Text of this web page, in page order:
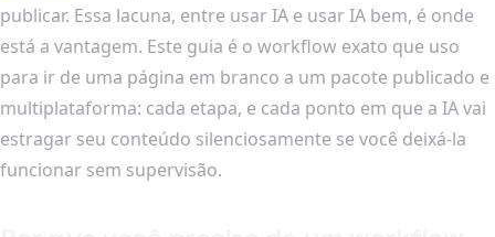
publicar. Essa lacuna, entre usar IA e usar IA bem, é onde
está a vantagem. Este guia é o workflow exato que uso
para ir de uma página em branco a um pacote publicado e
multiplataforma: cada etapa, e cada ponto em que a IA vai
estragar seu conteúdo silenciosamente se você deixá-la
funcionar sem supervisão.